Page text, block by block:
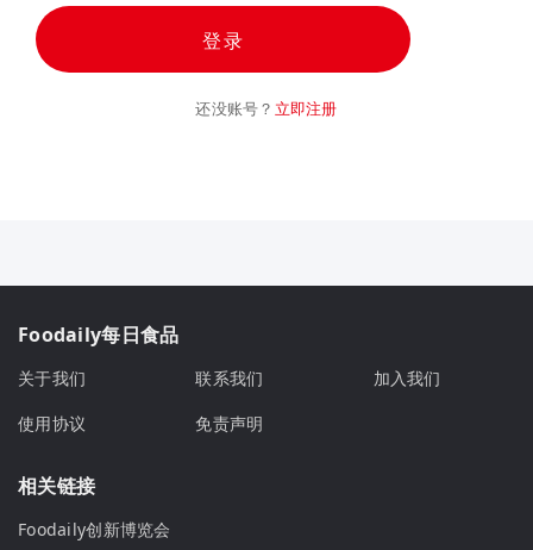
登录
还没账号？ 立即注册
Foodaily每日食品
关于我们 联系我们
加入我们
使用协议
免责声明
相关链接
Foodaily创新博览会